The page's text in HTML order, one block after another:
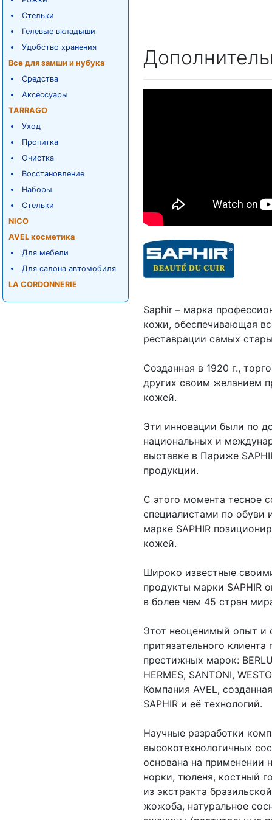
Стельки
Гелевые вкладыши
Удобство хранения
Все для замши и нубука
Средства
Аксессуары
TARRAGO
Уход
Пропитка
Очистка
Восстановление
Наборы
Стельки
NICO
AVEL косметика
Для мебели
Для салона автомобиля
LA CORDONNERIE
Saphir – марка
кожи, обеспечивающая
реставрации самых
Созданная в 1920 г.,
других своим желанием
кожей.
Эти инновации были по
национальных и
выставке в Париже
продукции.
С этого момента тесное
специалистами по обуви
марке SAPHIR
кожей.
Широко известные
продукты марки SAPHIR
в более чем 45 стран
Этот неоценимый опыт и
притязательного
престижных марок:
HERMES, SANTONI,
Компания AVEL,
SAPHIR и её технологий.
Научные разработки
высокотехнологичных
основана на применении
норки, тюленя, костный
из экстракта
жожоба, натуральное